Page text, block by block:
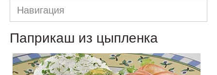
Навигация
Паприкаш из цыпленка